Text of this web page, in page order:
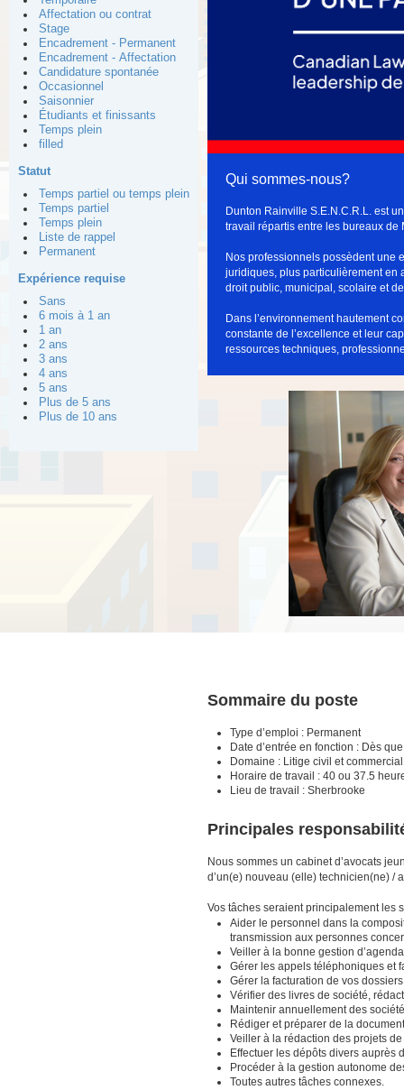
Affectation ou contrat
Stage
Encadrement - Permanent
Encadrement - Affectation
Candidature spontanée
Occasionnel
Saisonnier
Étudiants et finissants
Temps plein
filled
Statut
Temps partiel ou temps plein
Temps partiel
Temps plein
Liste de rappel
Permanent
Expérience requise
Sans
6 mois à 1 an
1 an
2 ans
3 ans
4 ans
5 ans
Plus de 5 ans
Plus de 10 ans
Qui sommes-nous?
Dunton Rainville S.E.N.C.R.L. est
travail répartis entre les bureaux
Nos professionnels possèdent une
juridiques, plus particulièrement en
droit public, municipal, scolaire et
Dans l’environnement hautement
constante de l’excellence et leur
ressources techniques,
Sommaire du poste
Type d’emploi : Permanent
Date d’entrée en fonction : Dès
Domaine : Litige civil et
Horaire de travail : 40 ou 37.5
Lieu de travail : Sherbrooke
Principales
Nous sommes un cabinet d’avocats
d’un(e) nouveau (elle) technicien(ne) /
Vos tâches seraient principalement les
Aider le personnel dans la
transmission aux personnes
Veiller à la bonne gestion
Gérer les appels téléphoniques et
Gérer la facturation de vos
Vérifier des livres de société,
Maintenir annuellement des
Rédiger et préparer de la
Veiller à la rédaction des projets
Effectuer les dépôts divers
Procéder à la gestion autonome
Toutes autres tâches connexes.